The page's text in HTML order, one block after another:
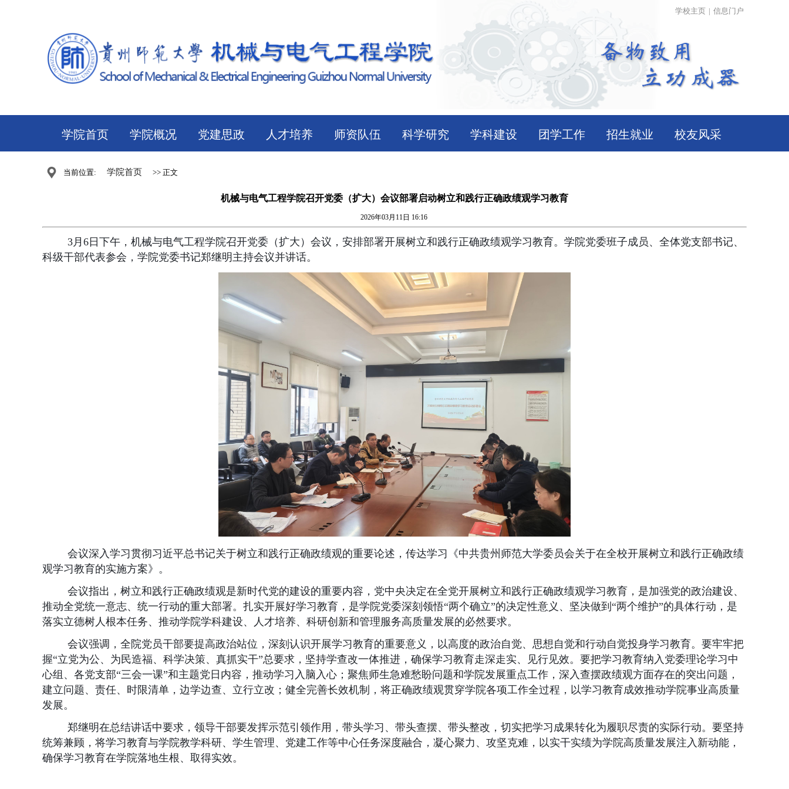
学校主页 | 信息门户
学院首页 学院概况 党建思政 人才培养 师资队伍 科学研究 学科建设 团学工作 招生就业 校友风采
当前位置: 学院首页 >> 正文
机械与电气工程学院召开党委（扩大）会议部署启动树立和践行正确政绩观学习教育
2026年03月11日 16:16
3月6日下午，机械与电气工程学院召开党委（扩大）会议，安排部署开展树立和践行正确政绩观学习教育。学院党委班子成员、全体党支部书记、
科级干部代表参会，学院党委书记郑继明主持会议并讲话。
会议深入学习贯彻习近平总书记关于树立和践行正确政绩观的重要论述，传达学习《中共贵州师范大学委员会关于在全校开展树立和践行正确政绩
观学习教育的实施方案》。
会议指出，树立和践行正确政绩观是新时代党的建设的重要内容，党中央决定在全党开展树立和践行正确政绩观学习教育，是加强党的政治建设、
推动全党统一意志、统一行动的重大部署。扎实开展好学习教育，是学院党委深刻领悟“两个确立”的决定性意义、坚决做到“两个维护”的具体行动，是
落实立德树人根本任务、推动学院学科建设、人才培养、科研创新和管理服务高质量发展的必然要求。
会议强调，全院党员干部要提高政治站位，深刻认识开展学习教育的重要意义，以高度的政治自觉、思想自觉和行动自觉投身学习教育。要牢牢把
握“立党为公、为民造福、科学决策、真抓实干”总要求，坚持学查改一体推进，确保学习教育走深走实、见行见效。要把学习教育纳入党委理论学习中
心组、各党支部“三会一课”和主题党日内容，推动学习入脑入心；聚焦师生急难愁盼问题和学院发展重点工作，深入查摆政绩观方面存在的突出问题，
建立问题、责任、时限清单，边学边查、立行立改；健全完善长效机制，将正确政绩观贯穿学院各项工作全过程，以学习教育成效推动学院事业高质量
发展。
郑继明在总结讲话中要求，领导干部要发挥示范引领作用，带头学习、带头查摆、带头整改，切实把学习成果转化为履职尽责的实际行动。要坚持
统筹兼顾，将学习教育与学院教学科研、学生管理、党建工作等中心任务深度融合，凝心聚力、攻坚克难，以实干实绩为学院高质量发展注入新动能，
确保学习教育在学院落地生根、取得实效。